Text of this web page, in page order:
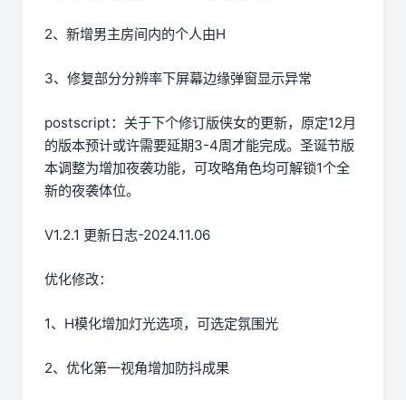
2、新增男主房间内的个人由H
3、修复部分分辨率下屏幕边缘弹窗显示异常
postscript：关于下个修订版侠女的更新，原定12月
的版本预计或许需要延期3-4周才能完成。圣诞节版
本调整为增加夜袭功能，可攻略角色均可解锁1个全
新的夜袭体位。
V1.2.1 更新日志-2024.11.06
优化修改：
1、H模化增加灯光选项，可选定氛围光
2、优化第一视角增加防抖成果